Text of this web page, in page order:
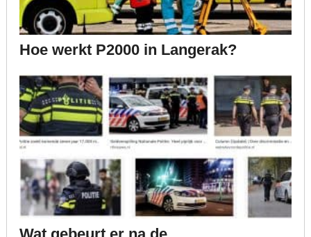
Hoe werkt P2000 in Langerak?